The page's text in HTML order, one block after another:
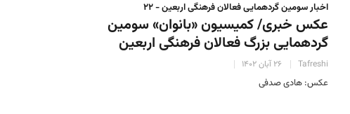
اخبار سومین گردهمایی فعالان فرهنگی اربعین - ۲۲
عکس خبری/ کمیسیون «بانوان» سومین
گردهمایی بزرگ فعالان فرهنگی اربعین
Tafreshi ۲۶ آبان ۱۴۰۲
عکس: هادی صدفی